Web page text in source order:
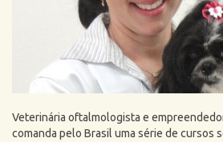
Veterinária oftalmologista e
comanda pelo Brasil uma série de cursos